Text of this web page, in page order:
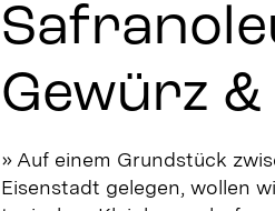
Gewürz
» Auf einem Grundstück
Eisenstadt gelegen, wollen